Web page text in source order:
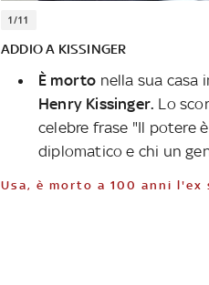
1/11
ADDIO A KISSINGER
È morto nella sua casa
Henry Kissinger. Lo
celebre frase "Il potere
diplomatico e chi un
Usa, è morto a 100 anni